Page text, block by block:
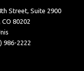
Street, Suite 2900
CO 80202
986-2222